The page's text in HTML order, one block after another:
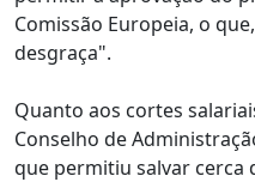
Comissão Europeia, o
desgraça".
Quanto aos cortes
Conselho de
que permitiu salvar cerca